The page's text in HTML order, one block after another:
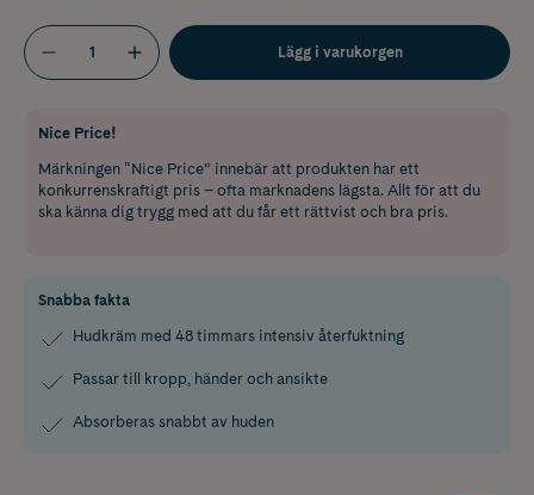
Lägg i varukorgen
Nice Price!
Märkningen “Nice Price” innebär att produkten har ett
konkurrenskraftigt pris – ofta marknadens lägsta. Allt för att du
ska känna dig trygg med att du får ett rättvist och bra pris.
Snabba fakta
Hudkräm med 48 timmars intensiv återfuktning
Passar till kropp, händer och ansikte
Absorberas snabbt av huden